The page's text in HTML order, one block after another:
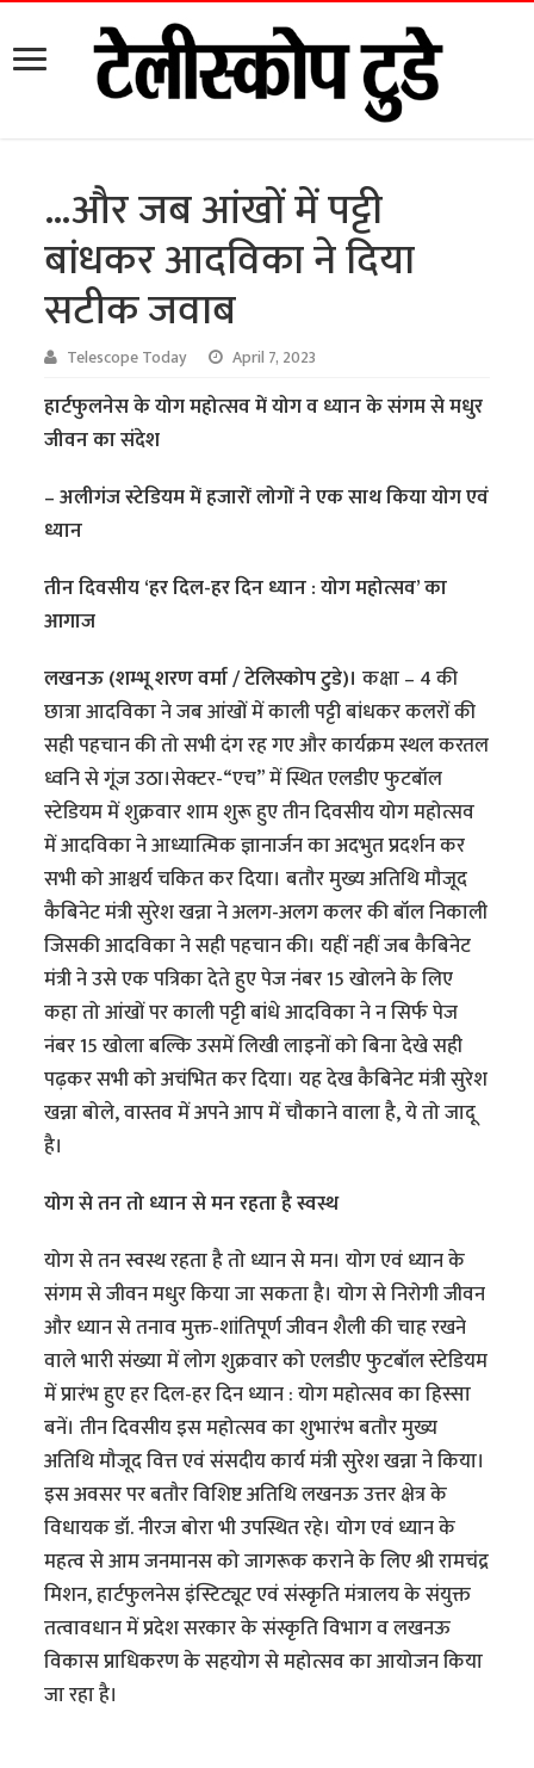
…और जब आंखों में पट्टी
बांधकर आदविका ने दिया
सटीक जवाब
Telescope Today April 7, 2023
हार्टफुलनेस के योग महोत्सव में योग व ध्यान के संगम से मधुर
जीवन का संदेश
– अलीगंज स्टेडियम में हजारों लोगों ने एक साथ किया योग एवं
ध्यान
तीन दिवसीय ‘हर दिल-हर दिन ध्यान : योग महोत्सव’ का
आगाज
लखनऊ (शम्भू शरण वर्मा / टेलिस्कोप टुडे)।कक्षा – 4 की
छात्रा आदविका ने जब आंखों में काली पट्टी बांधकर कलरों की
सही पहचान की तो सभी दंग रह गए और कार्यक्रम स्थल करतल
ध्वनि से गूंज उठा।सेक्टर-“एच” में स्थित एलडीए फुटबॉल
स्टेडियम में शुक्रवार शाम शुरू हुए तीन दिवसीय योग महोत्सव
में आदविका ने आध्यात्मिक ज्ञानार्जन का अदभुत प्रदर्शन कर
सभी को आश्चर्य चकित कर दिया। बतौर मुख्य अतिथि मौजूद
कैबिनेट मंत्री सुरेश खन्ना ने अलग-अलग कलर की बॉल निकाली
जिसकी आदविका ने सही पहचान की। यहीं नहीं जब कैबिनेट
मंत्री ने उसे एक पत्रिका देते हुए पेज नंबर 15 खोलने के लिए
कहा तो आंखों पर काली पट्टी बांधे आदविका ने न सिर्फ पेज
नंबर 15 खोला बल्कि उसमें लिखी लाइनों को बिना देखे सही
पढ़कर सभी को अचंभित कर दिया। यह देख कैबिनेट मंत्री सुरेश
खन्ना बोले, वास्तव में अपने आप में चौकाने वाला है, ये तो जादू
है।
योग से तन तो ध्यान से मन रहता है स्वस्थ
योग से तन स्वस्थ रहता है तो ध्यान से मन। योग एवं ध्यान के
संगम से जीवन मधुर किया जा सकता है। योग से निरोगी जीवन
और ध्यान से तनाव मुक्त-शांतिपूर्ण जीवन शैली की चाह रखने
वाले भारी संख्या में लोग शुक्रवार को एलडीए फुटबॉल स्टेडियम
में प्रारंभ हुए हर दिल-हर दिन ध्यान : योग महोत्सव का हिस्सा
बनें। तीन दिवसीय इस महोत्सव का शुभारंभ बतौर मुख्य
अतिथि मौजूद वित्त एवं संसदीय कार्य मंत्री सुरेश खन्ना ने किया।
इस अवसर पर बतौर विशिष्ट अतिथि लखनऊ उत्तर क्षेत्र के
विधायक डॉ. नीरज बोरा भी उपस्थित रहे। योग एवं ध्यान के
महत्व से आम जनमानस को जागरूक कराने के लिए श्री रामचंद्र
मिशन, हार्टफुलनेस इंस्टिट्यूट एवं संस्कृति मंत्रालय के संयुक्त
तत्वावधान में प्रदेश सरकार के संस्कृति विभाग व लखनऊ
विकास प्राधिकरण के सहयोग से महोत्सव का आयोजन किया
जा रहा है।